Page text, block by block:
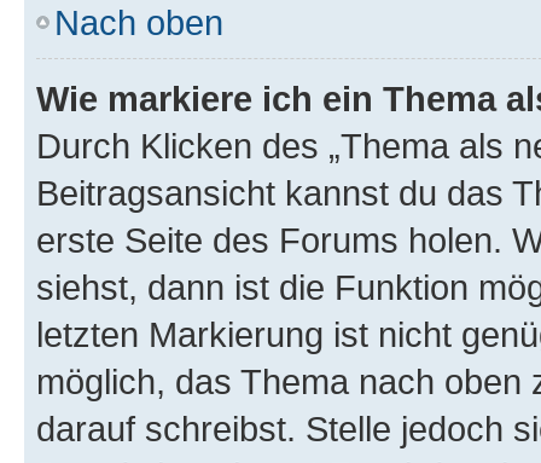
Nach oben
Wie markiere ich ein Thema
Durch Klicken des „Thema als
Beitragsansicht kannst du das
erste Seite des Forums holen.
siehst, dann ist die Funktion
letzten Markierung ist nicht
möglich, das Thema nach oben
darauf schreibst. Stelle jedoch